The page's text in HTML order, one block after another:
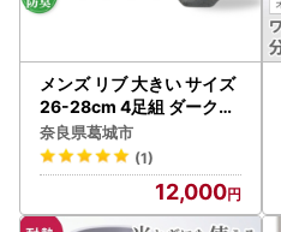
メンズ リブ 大きい サイズ
26-28cm 4足組 ダークグ
レー ／ 日本製 抗菌 防臭
紳士 靴下 ソックス ビジネ
ス カジュアル SEKマーク
取得 ふるさと納税 奈良県
葛城市【mika024】
奈良県葛城市
(1)
12,000